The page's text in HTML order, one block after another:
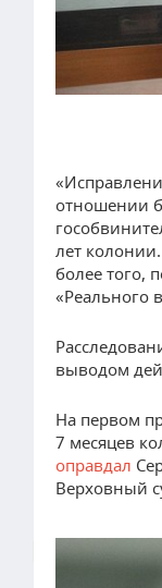
отношении
лет
более того,
«Реального
выводом
На первом
7 месяцев
оправдал
Верховный